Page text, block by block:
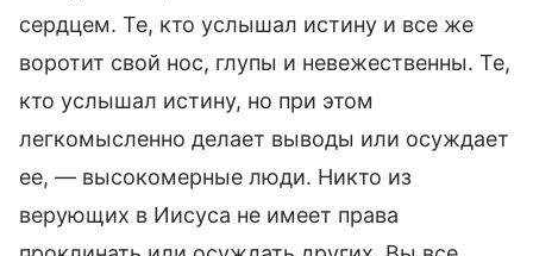
сердцем. Те, кто услышал истину и все же
воротит свой нос, глупы и невежественны. Те,
кто услышал истину, но при этом
легкомысленно делает выводы или осуждает
ее, — высокомерные люди. Никто из
верующих в Иисуса не имеет права